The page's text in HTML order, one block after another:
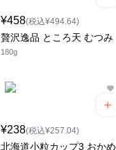
¥458(税込¥494.64)
贅沢逸品 ところ天 むつみ
180g
¥238(税込¥257.04)
北海道小粒カップ3 おかめ